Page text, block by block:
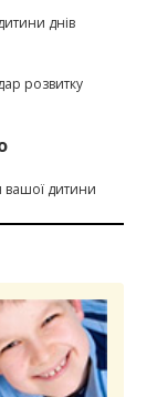
днів
розвитку
вашої дитини